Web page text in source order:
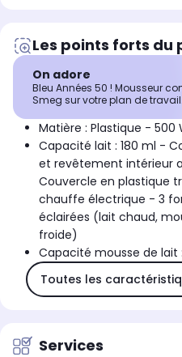
Les points forts du
On adore
Bleu Années 50 ! Mousseur
Smeg sur votre plan de travail.
Matière : Plastique - 500
Capacité lait : 180 ml -
et revêtement intérieur
Couvercle en plastique
chauffe électrique - 3
éclairées (lait chaud,
froide)
Capacité mousse de lait
Toutes les
Services